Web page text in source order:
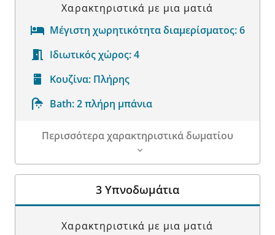
Χαρακτηριστικά με μια ματιά
Μέγιστη χωρητικότητα διαμερίσματος:6
Ιδιωτικός χώρος:4
Κουζίνα: Πλήρης
Bath:2 πλήρη μπάνια
Περισσότερα χαρακτηριστικά δωματίου
Λεπτομέρειες δωματίου
3 Υπνοδωμάτια
Χαρακτηριστικά με μια ματιά